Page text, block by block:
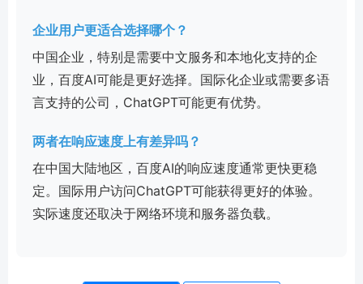
企业用户更适合选择哪个？
中国企业，特别是需要中文服务和本地化支持的企
业，百度AI可能是更好选择。国际化企业或需要多语
言支持的公司，ChatGPT可能更有优势。
两者在响应速度上有差异吗？
在中国大陆地区，百度AI的响应速度通常更快更稳
定。国际用户访问ChatGPT可能获得更好的体验。
实际速度还取决于网络环境和服务器负载。